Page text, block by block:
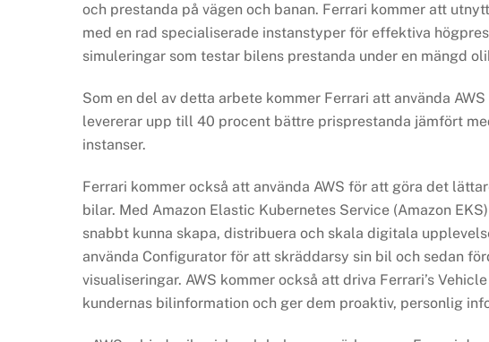
och prestanda på vägen och banan. Ferrari kommer att
med en rad specialiserade instanstyper för effektiva
simuleringar som testar bilens prestanda under en mängd
Som en del av detta arbete kommer Ferrari att använda
levererar upp till 40 procent bättre prisprestanda jämfört
instanser.
Ferrari kommer också att använda AWS för att göra det
bilar. Med Amazon Elastic Kubernetes Service (Amazon
snabbt kunna skapa, distribuera och skala digitala
använda Configurator för att skräddarsy sin bil och sedan
visualiseringar. AWS kommer också att driva Ferrari’s
kundernas bilinformation och ger dem proaktiv, personlig